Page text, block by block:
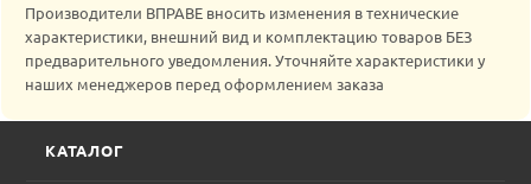
Производители ВПРАВЕ вносить изменения в технические
характеристики, внешний вид и комплектацию товаров БЕЗ
предварительного уведомления. Уточняйте характеристики у
наших менеджеров перед оформлением заказа
КАТАЛОГ